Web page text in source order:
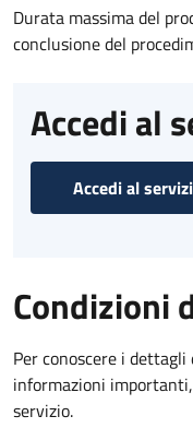
Durata massima del
conclusione del
Accedi al
Accedi al
Condizioni
Per conoscere i
informazioni
servizio.